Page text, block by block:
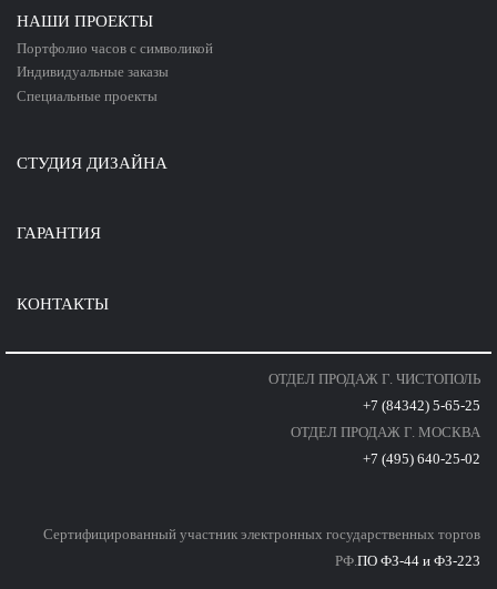
НАШИ ПРОЕКТЫ
Портфолио часов с символикой
Индивидуальные заказы
Специальные проекты
СТУДИЯ ДИЗАЙНА
ГАРАНТИЯ
КОНТАКТЫ
ОТДЕЛ ПРОДАЖ Г. ЧИСТОПОЛЬ
+7 (84342) 5-65-25
ОТДЕЛ ПРОДАЖ Г. МОСКВА
+7 (495) 640-25-02
Сертифицированный участник электронных государственных торгов
РФ.ПО ФЗ-44 и ФЗ-223